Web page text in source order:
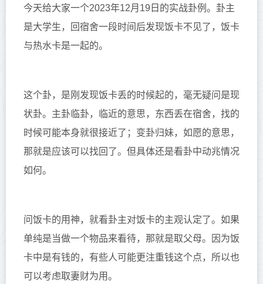
今天给大家一个2023年12月19日的实战卦例。卦主
是大学生，回宿舍一段时间后发现饭卡不见了，饭卡
与热水卡是一起的。
这个卦，是刚发现饭卡丢的时候起的，毫无疑问是现
状卦。 主卦临卦，临近的意思，东西丢在宿舍，找的
时候可能本身就很接近了； 变卦归妹，如愿的意思，
那就是应该可以找回了。但具体还是看卦中动兆情况
如何。
问饭卡的用神，就看卦主对饭卡的主观认定了。如果
单纯是当做一个物品来看待，那就是取父母。因为饭
卡中是有钱的，有些人可能更注重钱这个点，所以也
可以考虑取妻财为用。